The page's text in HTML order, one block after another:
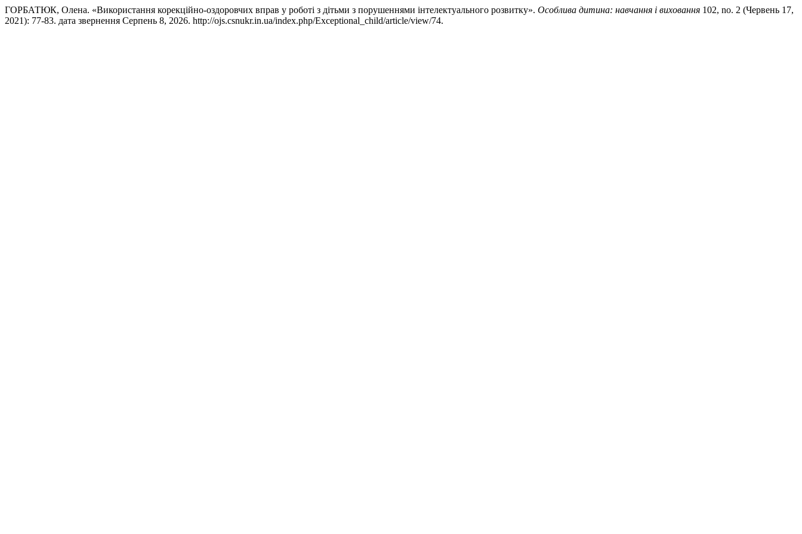
ГОРБАТЮК, Олена. «Використання корекційно-оздоровчих вправ у роботі з дітьми з порушеннями інтелектуального розвитку». Особлива дитина: навчання і виховання 102, no. 2 (Червень 17,
2021): 77-83. дата звернення Серпень 8, 2026. http://ojs.csnukr.in.ua/index.php/Exceptional_child/article/view/74.